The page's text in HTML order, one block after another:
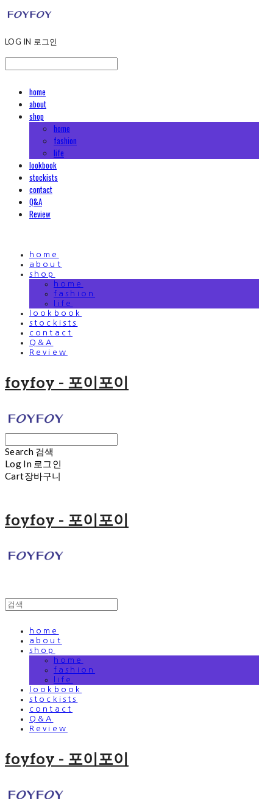
LOG IN 로그인
home
about
shop
home
fashion
life
lookbook
stockists
contact
Q&A
Review
home
about
shop
home
fashion
life
lookbook
stockists
contact
Q&A
Review
foyfoy - 포이포이
Search 검색
Log In 로그인
Cart장바구니
foyfoy - 포이포이
home
about
shop
home
fashion
life
lookbook
stockists
contact
Q&A
Review
foyfoy - 포이포이